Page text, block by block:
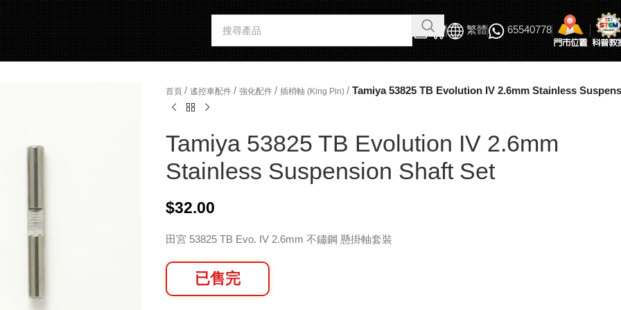
繁體 65540778
首頁 / 遙控車配件 / 強化配件 / 插梢軸 (King Pin) / Tamiya 53825 TB Evolution IV 2.6mm Stainless
Tamiya 53825 TB Evolution IV 2.6mm
Stainless Suspension Shaft Set
$32.00
田宮 53825 TB Evo. IV 2.6mm 不鏽鋼 懸掛軸套裝
已售完